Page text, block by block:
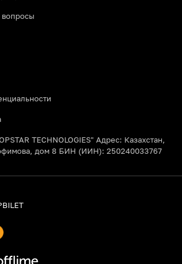
вопросы
TECHNOLOGIES" Адрес: Казахстан,
дом 8 БИН (ИИН): 250240033767